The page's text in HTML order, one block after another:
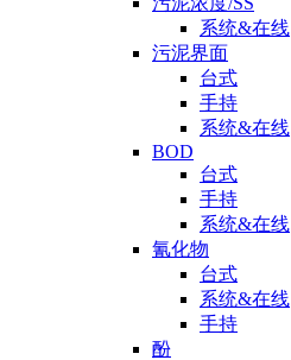
系统&在线
污泥界面
台式
手持
系统&在线
BOD
台式
手持
系统&在线
氰化物
台式
系统&在线
手持
酚